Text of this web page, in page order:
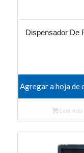
Dispensador De
Agregar a hoja de
Leer más